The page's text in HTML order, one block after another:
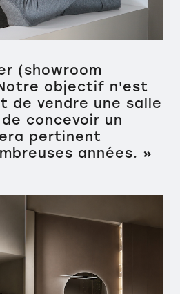
(showroom
Notre objectif n'est
de vendre une salle
concevoir un
pertinent
années. »